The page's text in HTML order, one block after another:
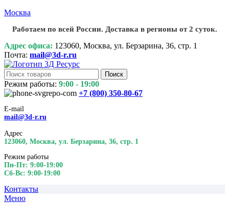
Москва
Работаем по всей России. Доставка в регионы от 2 суток.
Адрес офиса: 123060, Москва, ул. Берзарина, 36, стр. 1
Почта: mail@3d-r.ru
Поиск
Режим работы: 9:00 - 19:00
+7 (800) 350-80-67
E-mail
mail@3d-r.ru
Адрес
123060, Москва, ул. Берзарина, 36, стр. 1
Режим работы
Пн-Пт: 9:00-19:00
Сб-Вс: 9:00-19:00
Контакты
Меню